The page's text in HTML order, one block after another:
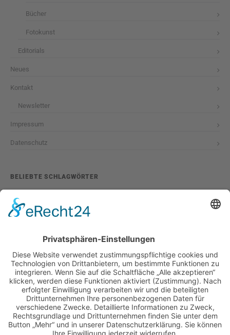
Bücher
Fotokunst
Editorials
Neues
Kontakt
Newsletter
Impressum
Datenschutz
BELIEBTE SCHLAGWÖRTER
burlesque cuba special
girls & legendary us-cars kalender golden oldies
helge thomsen kalender kalender 2021 kalender 2022
kalender releaseparty livestream magazin modern pin-up
monatskalender neuerscheinungen oberhafen oldtimer
oldtimertreffen paula walks peter lemke
pin-up modelcontest print-magazin referenzen
schwarz-weiß fotografie street magazine sway books